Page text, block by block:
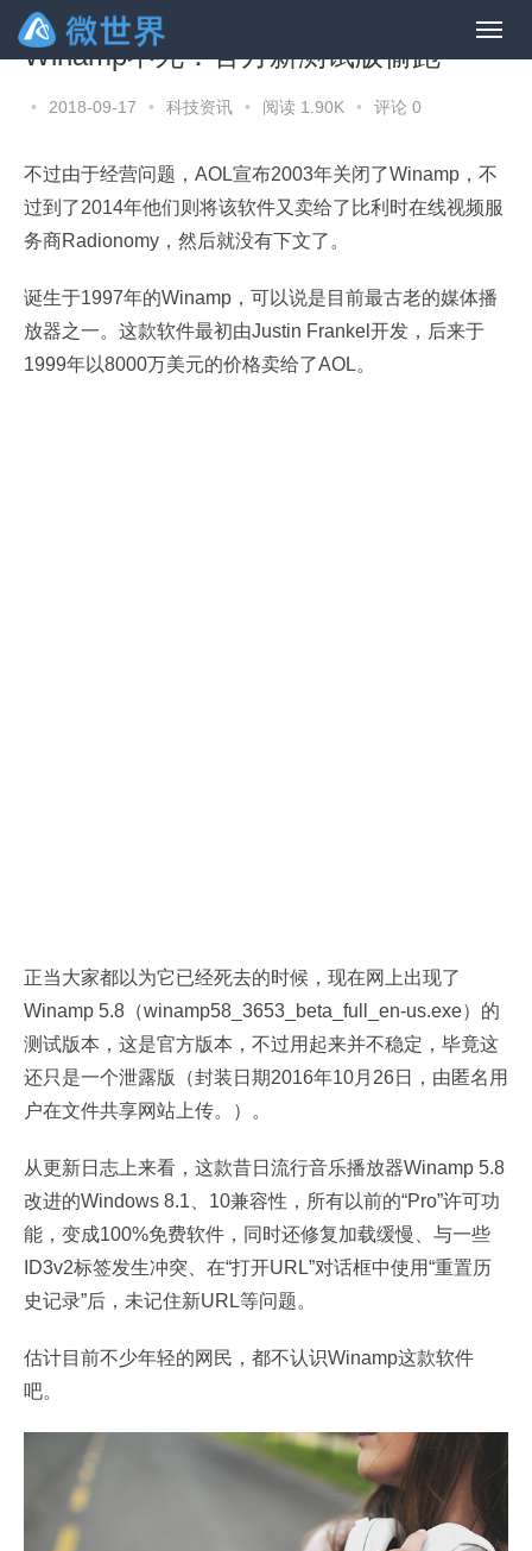
Winamp不死：官方新测试版偷跑
• 2018-09-17 • 科技资讯 • 阅读 1.90K • 评论 0
不过由于经营问题，AOL宣布2003年关闭了Winamp，不
过到了2014年他们则将该软件又卖给了比利时在线视频服
务商Radionomy，然后就没有下文了。
诞生于1997年的Winamp，可以说是目前最古老的媒体播
放器之一。这款软件最初由Justin Frankel开发，后来于
1999年以8000万美元的价格卖给了AOL。
正当大家都以为它已经死去的时候，现在网上出现了
Winamp 5.8（winamp58_3653_beta_full_en-us.exe）的
测试版本，这是官方版本，不过用起来并不稳定，毕竟这
还只是一个泄露版（封装日期2016年10月26日，由匿名用
户在文件共享网站上传。）。
从更新日志上来看，这款昔日流行音乐播放器Winamp 5.8
改进的Windows 8.1、10兼容性，所有以前的“Pro”许可功
能，变成100%免费软件，同时还修复加载缓慢、与一些
ID3v2标签发生冲突、在“打开URL”对话框中使用“重置历
史记录”后，未记住新URL等问题。
估计目前不少年轻的网民，都不认识Winamp这款软件
吧。